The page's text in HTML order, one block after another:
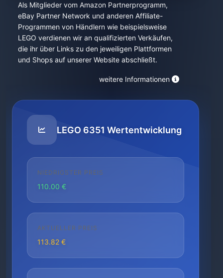
Als Mitglieder vom Amazon Partnerprogramm,
eBay Partner Network und anderen Affiliate-
Programmen von Händlern wie beispielsweise
LEGO verdienen wir an qualifizierten Verkäufen,
die ihr über Links zu den jeweiligen Plattformen
und Shops auf unserer Website abschließt.
weitere Informationen
LEGO 6351 Wertentwicklung
NIEDRIGSTER PREIS
110.00 €
AKTUELLER PREIS
113.82 €